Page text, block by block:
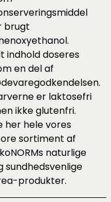
brugt
indhold doseres
en del af
er laktosefri
ikke glutenfri.
her hele vores
sortiment af
naturlige
sundhedsvenlige
produkter.